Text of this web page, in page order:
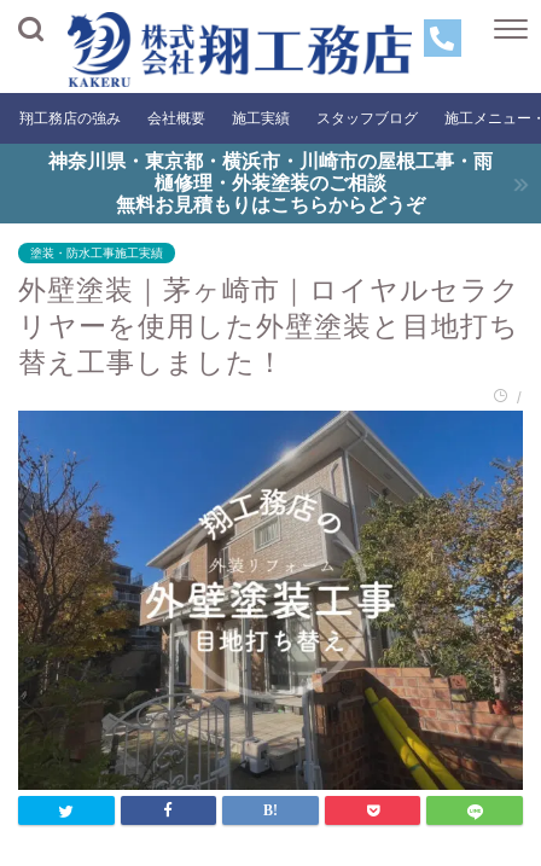
翔工務店の強み 会社概要 施工実績 スタッフブログ 施工メニュー
神奈川県・東京都・横浜市・川崎市の屋根工事・雨
樋修理・外装塗装のご相談
無料お見積もりはこちらからどうぞ
塗装・防水工事施工実績
外壁塗装｜茅ヶ崎市｜ロイヤルセラク
リヤーを使用した外壁塗装と目地打ち
替え工事しました！
/